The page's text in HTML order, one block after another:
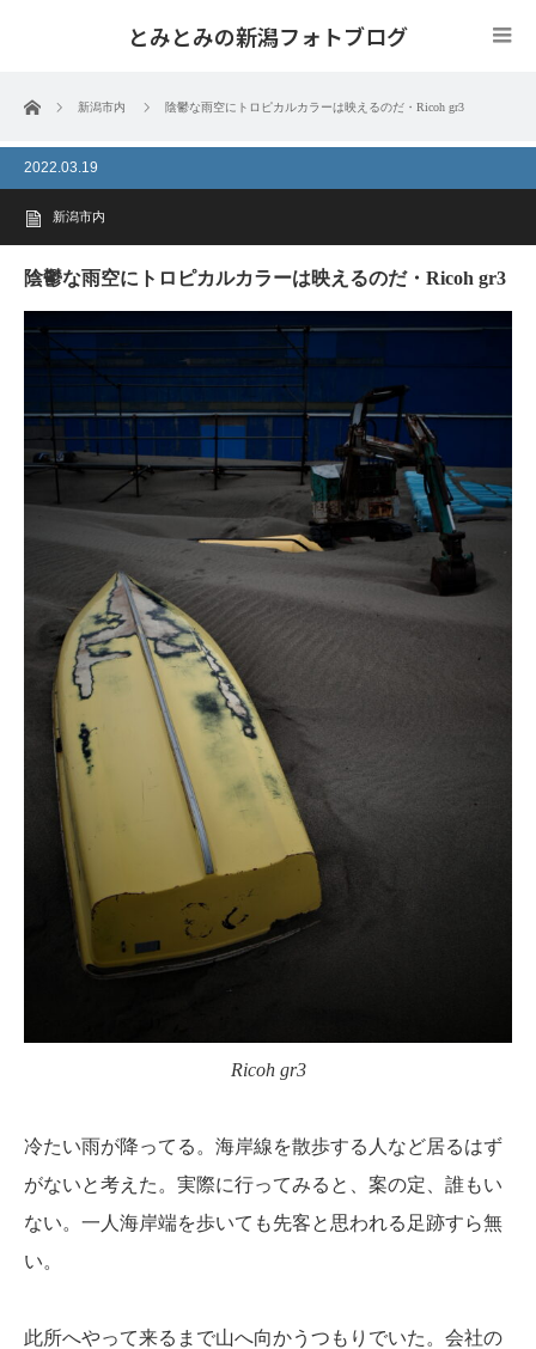
とみとみの新潟フォトブログ
ホーム 新潟市内 陰鬱な雨空にトロピカルカラーは映えるのだ・Ricoh gr3
2022.03.19
新潟市内
陰鬱な雨空にトロピカルカラーは映えるのだ・Ricoh gr3
Ricoh gr3
冷たい雨が降ってる。海岸線を散歩する人など居るはず
がないと考えた。実際に行ってみると、案の定、誰もい
ない。一人海岸端を歩いても先客と思われる足跡すら無
い。
此所へやって来るまで山へ向かうつもりでいた。会社の